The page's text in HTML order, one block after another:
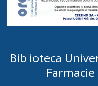
Biblioteca